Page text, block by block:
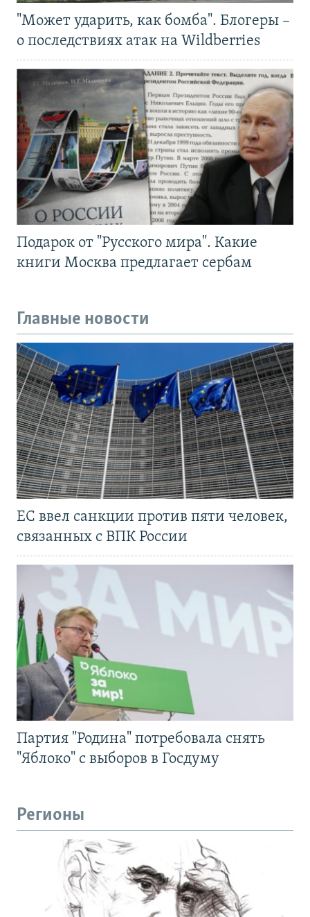
"Может ударить, как бомба". Блогеры –
о последствиях атак на Wildberries
Подарок от "Русского мира". Какие
книги Москва предлагает сербам
Главные новости
ЕС ввел санкции против пяти человек,
связанных с ВПК России
Партия "Родина" потребовала снять
"Яблоко" с выборов в Госдуму
Регионы